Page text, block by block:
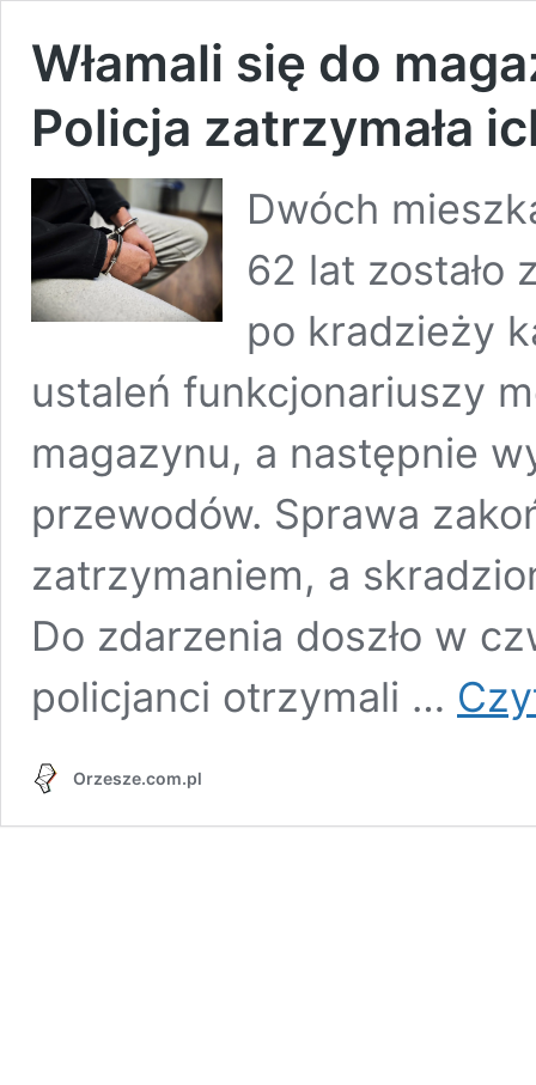
Włamali się do
Policja zatrzymała
Dwóch
62 lat zostało
po kradzieży
ustaleń funkcjonariuszy
magazynu, a następnie
przewodów. Sprawa
zatrzymaniem, a
Do zdarzenia doszło w
policjanci otrzymali …
Orzesze.com.pl